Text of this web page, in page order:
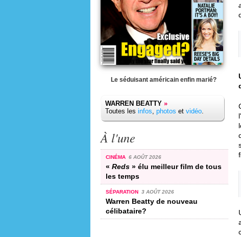
Le séduisant américain enfin marié?
WARREN BEATTY »
Toutes les infos, photos et vidéo.
À l'une
CINÉMA 6 AOÛT 2026
« Reds » élu meilleur film de tous
les temps
SÉPARATION 3 AOÛT 2026
Warren Beatty de nouveau
célibataire?